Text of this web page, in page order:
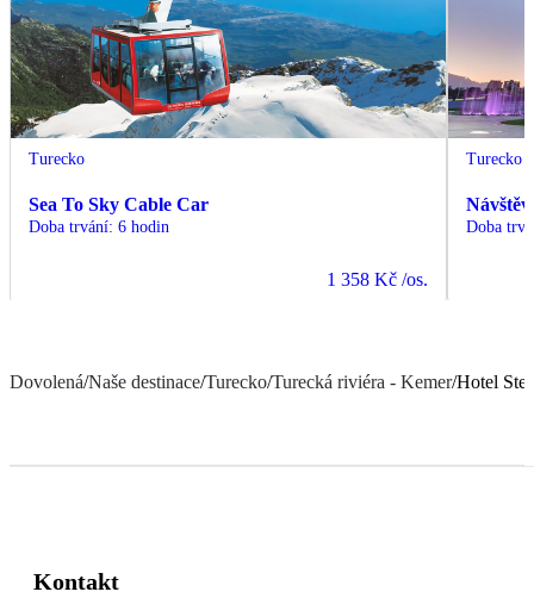
Turecko
Sea To Sky Cable Car
Doba trvání: 6 hodin
1 358 Kč /os.
Turecko
Doba
Dovolená/Naše destinace/Turecko/Turecká riviéra - Kemer/Hotel
Kontakt